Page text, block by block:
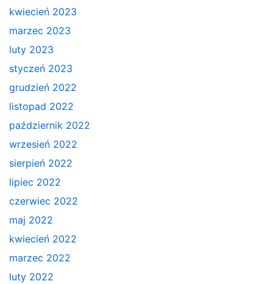
kwiecień 2023
marzec 2023
luty 2023
styczeń 2023
grudzień 2022
listopad 2022
październik 2022
wrzesień 2022
sierpień 2022
lipiec 2022
czerwiec 2022
maj 2022
kwiecień 2022
marzec 2022
luty 2022